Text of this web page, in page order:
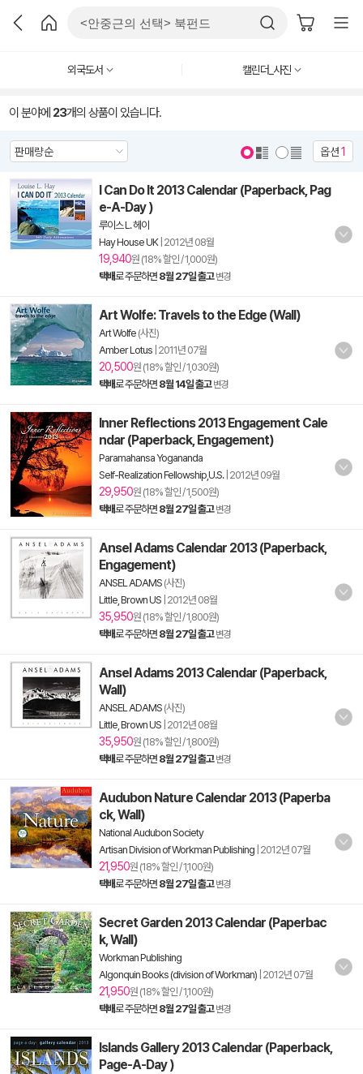
외국도서 캘린더_사진
이 분야에 23개의 상품이 있습니다.
옵션1
I Can Do It 2013 Calendar (Paperback, Pag
e-A-Day )
루이스 L. 헤이
Hay House UK| 2012년 08월
19,940원 (18% 할인 / 1,000원)
택배로 주문하면 8월 27일 출고 변경
Art Wolfe: Travels to the Edge (Wall)
Art Wolfe (사진)
Amber Lotus 2011년 07월
20,500원 (18% 할인 / 1,030원)
택배로 주문하면 8월 14일 출고 변경
Inner Reflections 2013 Engagement Cale
ndar (Paperback, Engagement)
Paramahansa Yogananda
Self-Realization Fellowship,U.S.| 2012년 09월
29,950원 (18% 할인 / 1,500원)
택배로 주문하면 8월 27일 출고 변경
Ansel Adams Calendar 2013 (Paperback,
Engagement)
ANSEL ADAMS (사진)
Little, Brown US 2012년 08월
35,950원 (18% 할인 / 1,800원)
택배로 주문하면 8월 27일 출고 변경
Ansel Adams 2013 Calendar (Paperback,
Wall)
ANSEL ADAMS (사진)
Little, Brown US 2012년 08월
35,950원 (18% 할인 / 1,800원)
택배로 주문하면 8월 27일 출고 변경
Audubon Nature Calendar 2013 (Paperba
ck, Wall)
National Audubon Society
Artisan Division of Workman Publishing 2012년 07월
21,950원 (18% 할인 / 1,100원)
택배로 주문하면 8월 27일 출고 변경
Secret Garden 2013 Calendar (Paperbac
k, Wall)
Workman Publishing
Algonquin Books (division of Workman) 2012년 07월
21,950원 (18% 할인 / 1,100원)
택배로 주문하면 8월 27일 출고 변경
Islands Gallery 2013 Calendar (Paperback,
Page-A-Day )